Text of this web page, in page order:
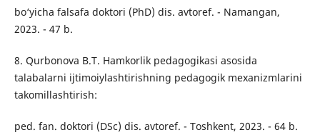
bo‘yicha falsafa doktori (PhD) dis. avtoref. - Namangan,
2023. - 47 b.
8. Qurbonova B.T. Hamkorlik pedagogikasi asosida
talabalarni ijtimoiylashtirishning pedagogik mexanizmlarini
takomillashtirish:
ped. fan. doktori (DSc) dis. avtoref. - Toshkent, 2023. - 64 b.